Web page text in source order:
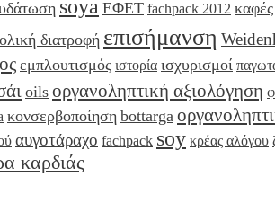
soya ΕΦΕΤ fachpack 2012 καφές
διατροφή επισήμανση
εμπλουτισμός ιστορία ισχυρισμοί
oils οργανοληπτική αξιολόγηση
κονσερβοποίηση bottarga
αυγοτάραχο fachpack soy κρέας αλόγου
καρδιάς